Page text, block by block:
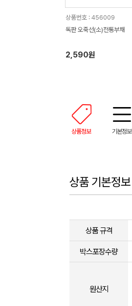
상품번호 : 456009
독판 오죽선(소)전통부채
2,590원
상품정보 기본정보
상품 기본정보
상품 규격
박스포장수량
원산지